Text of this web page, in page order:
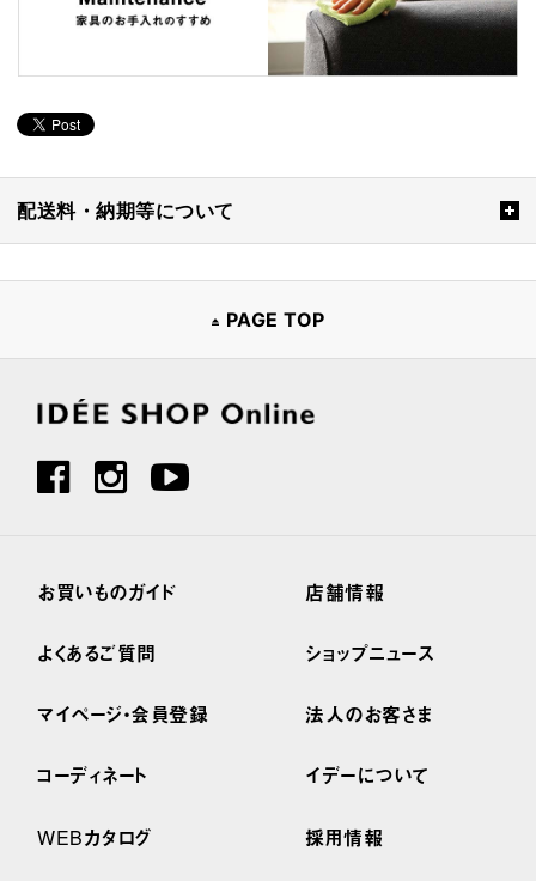
配送料・納期等について
PAGE TOP
お買いものガイド
よくあるご質問
マイページ・会員登録
コーディネート
WEBカタログ
店舗情報
ショップニュース
法人のお客さま
イデーについて
採用情報